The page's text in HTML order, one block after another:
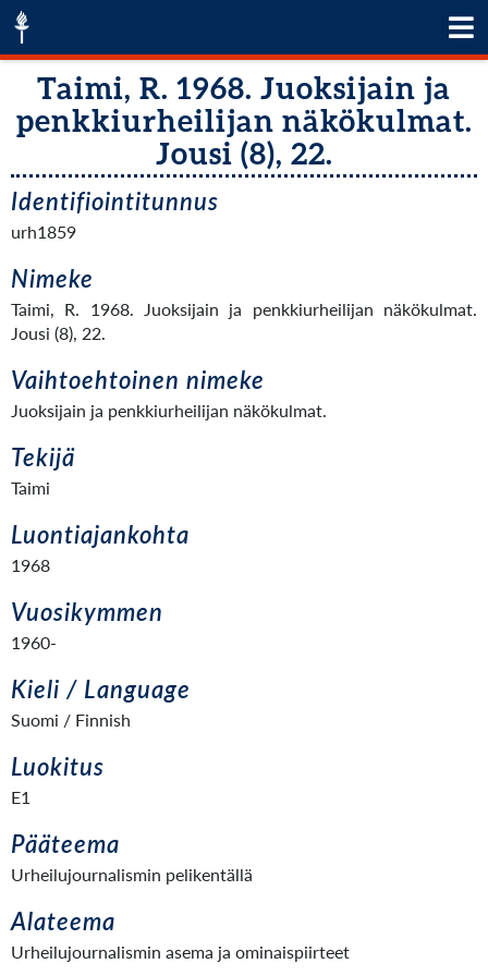
Taimi, R. 1968. Juoksijain ja
penkkiurheilijan näkökulmat.
Jousi (8), 22.
Identifiointitunnus
urh1859
Nimeke
Taimi, R. 1968. Juoksijain ja penkkiurheilijan näkökulmat.
Jousi (8), 22.
Vaihtoehtoinen nimeke
Juoksijain ja penkkiurheilijan näkökulmat.
Tekijä
Taimi
Luontiajankohta
1968
Vuosikymmen
1960-
Kieli / Language
Suomi / Finnish
Luokitus
E1
Pääteema
Urheilujournalismin pelikentällä
Alateema
Urheilujournalismin asema ja ominaispiirteet